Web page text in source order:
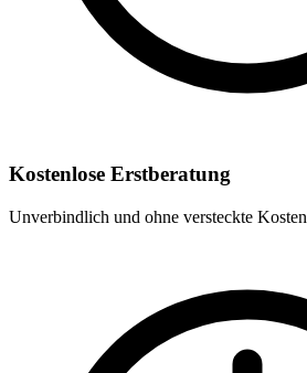
Kostenlose Erstberatung
Unverbindlich und ohne versteckte Kosten